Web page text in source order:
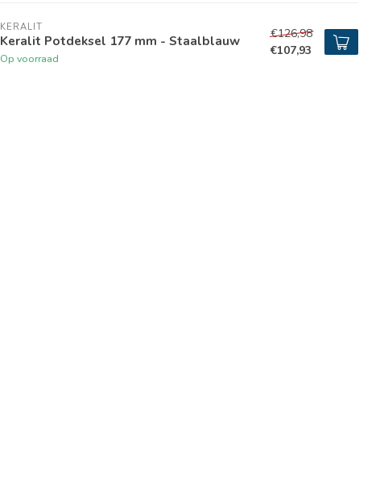
KERALIT
Keralit Potdeksel 177 mm - Staalblauw
Op voorraad
€126,98
€107,93